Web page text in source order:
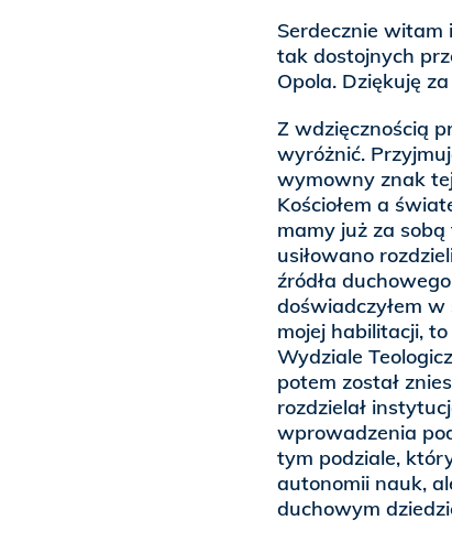
Serdecznie witam
tak dostojnych
Opola. Dziękuję
Z wdzięcznością
wyróżnić.
wymowny znak
Kościołem a
mamy już za
usiłowano
źródła
doświadczyłem w
mojej habilitacji,
Wydziale
potem został
rozdzielał
wprowadzenia
tym podziale,
autonomii nauk,
duchowym